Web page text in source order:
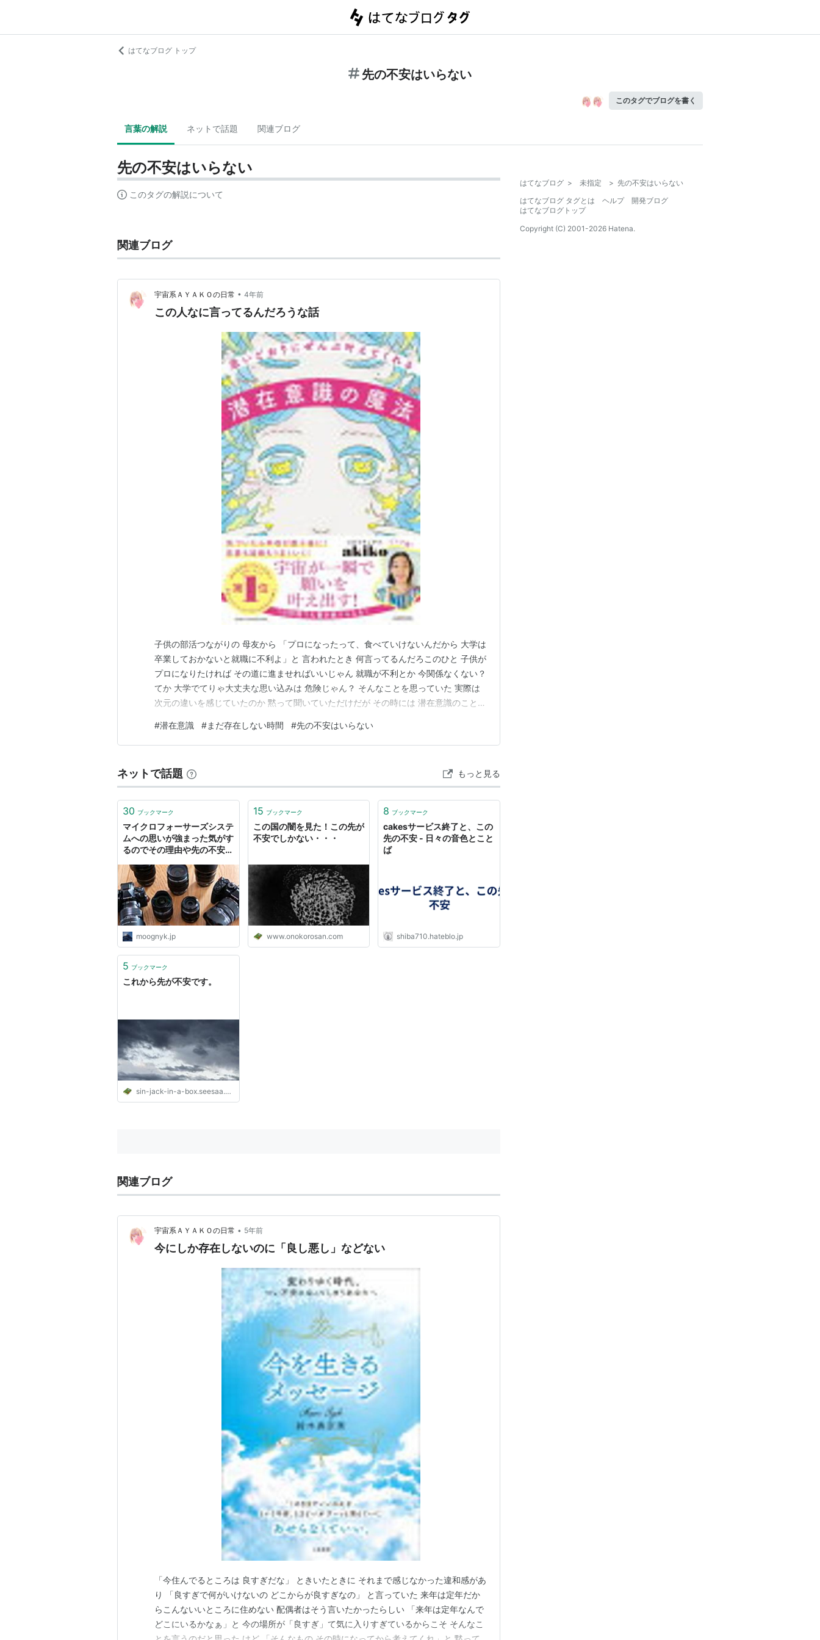
はてなブログ トップ
先の不安はいらない
このタグでブログを書く
言葉の解説 ネットで話題 関連ブログ
先の不安はいらない
このタグの解説について
関連ブログ
宇宙系ＡＹＡＫＯの日常 • 4年前
この人なに言ってるんだろうな話
子供の部活つながりの 母友から 「プロになったって、食べていけないんだから 大学は
卒業しておかないと就職に不利よ」と 言われたとき 何言ってるんだろこのひと 子供が
プロになりたければ その道に進ませればいいじゃん 就職が不利とか 今関係なくない？
てか 大学でてりゃ大丈夫な思い込みは 危険じゃん？ そんなことを思っていた 実際は
次元の違いを感じていたのか 黙って聞いていただけだが その時には 潜在意識のことな
感を持っていたので 何言ってんのだろ？と思ったのだ 別にその母友が 実際にプロにな
って 食べていけなか…
#潜在意識 #まだ存在しない時間 #先の不安はいらない
ネットで話題 もっと見る
30 ブックマーク
マイクロフォーサーズシステ
ムへの思いが強まった気がす
るのでその理由や先の不安を
DOG
moognyk.jp
15 ブックマーク
この国の闇を見た！この先が
不安でしかない・・・
www.onokorosan.com
8 ブックマーク
cakesサービス終了と、この
先の不安 - 日々の音色とこと
ば
shiba710.hateblo.jp
5 ブックマーク
これから先が不安です。
sin-jack-in-a-box.seesaa.net
関連ブログ
宇宙系ＡＹＡＫＯの日常 • 5年前
今にしか存在しないのに「良し悪し」などない
「今住んでるところは 良すぎだな」 ときいたときに それまで感じなかった違和感があ
り 「良すぎで何がいけないの どこからが良すぎなの」 と言っていた 来年は定年だか
らこんないいところに住めない 配偶者はそう言いたかったらしい 「来年は定年なんで
どこにいるかなぁ」と 今の場所が「良すぎ」て気に入りすぎているからこそ そんなこ
はてなブログ > 未指定 > 先の不安はいらない
はてなブログ タグとは
ヘルプ
開発ブログ
はてなブログトップ
Copyright (C) 2001-2026 Hatena.